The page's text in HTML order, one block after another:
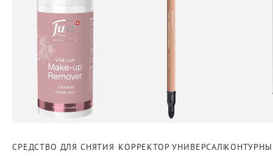
СРЕДСТВО ДЛЯ СНЯТИЯ МАКИЯЖА ДЛЯ ЛИЦА
КОРРЕКТОР УНИВЕРСАЛЬНЫЙ ДЛЯ